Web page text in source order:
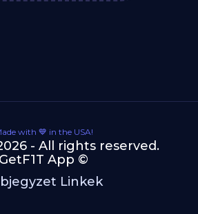
with 💙 in the USA!
- All rights reserved.
GetF1T App ©
Linkek